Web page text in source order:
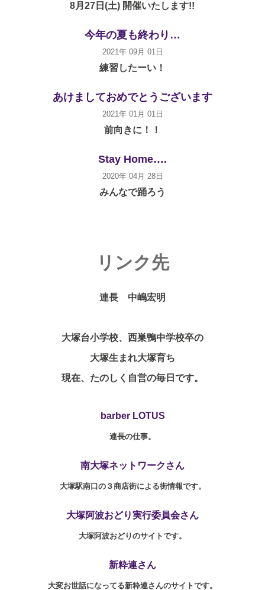
8月27日(土) 開催いたします!!
今年の夏も終わり…
2021年 09月 01日
練習したーい！
あけましておめでとうございます
2021年 01月 01日
前向きに！！
Stay Home….
2020年 04月 28日
みんなで踊ろう
リンク先
連長 中嶋宏明
大塚台小学校、西巣鴨中学校卒の
大塚生まれ大塚育ち
現在、たのしく自営の毎日です。
barber LOTUS
連長の仕事。
南大塚ネットワークさん
大塚駅南口の３商店街による街情報です。
大塚阿波おどり実行委員会さん
大塚阿波おどりのサイトです。
新粋連さん
大変お世話になってる新粋連さんのサイトです。